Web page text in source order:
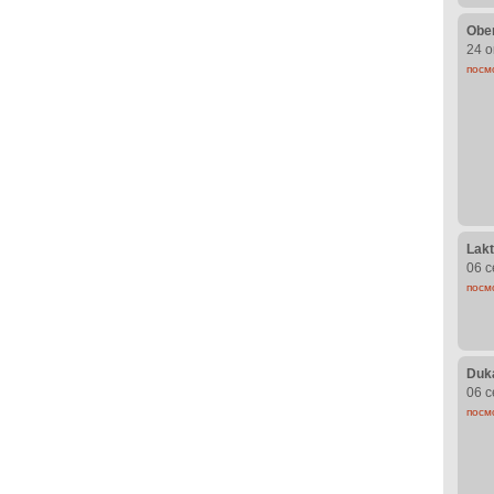
24
06
06